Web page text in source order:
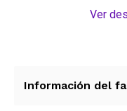
del conductor.
del vehiculo, sin
Ver
Información del